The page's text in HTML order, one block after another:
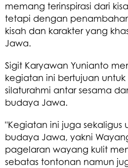
memang terinspirasi dari
tetapi dengan
kisah dan karakter yang
Jawa.
Sigit Karyawan Yunianto
kegiatan ini bertujuan
silaturahmi antar sesama
budaya Jawa.
"Kegiatan ini juga sekaligus
budaya Jawa, yakni
pagelaran wayang kulit
sebatas tontonan namun